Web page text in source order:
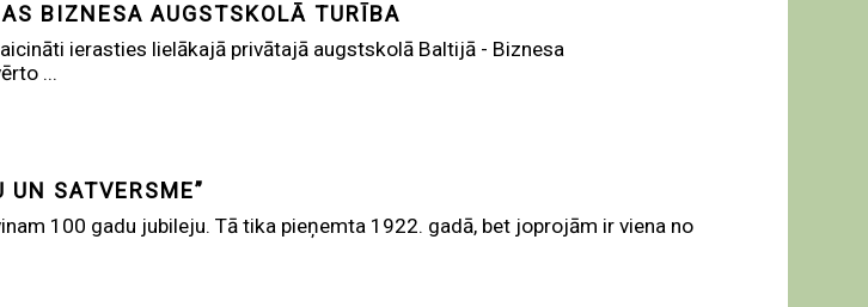
BIZNESA AUGSTSKOLĀ TURĪBA
ierasties lielākajā privātajā augstskolā Baltijā - Biznesa
...
SATVERSME”
100 gadu jubileju. Tā tika pieņemta 1922. gadā, bet joprojām ir viena no